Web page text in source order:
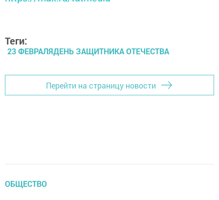
Теги:
23 ФЕВРАЛЯДЕНЬ ЗАЩИТНИКА ОТЕЧЕСТВА
Перейти на страницу новости
ОБЩЕСТВО